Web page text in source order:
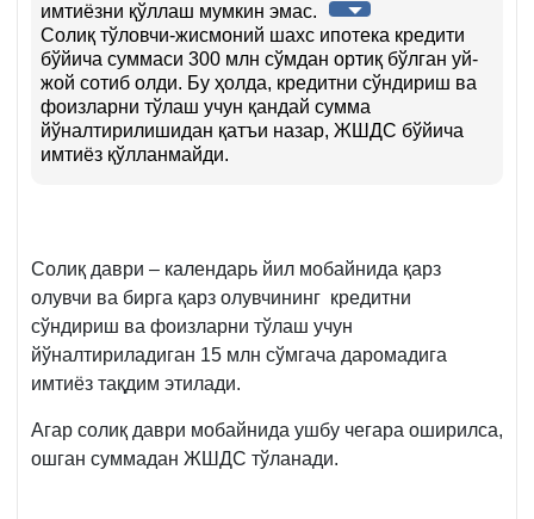
имтиёзни қўллаш мумкин эмас.
Солиқ тўловчи-жисмоний шахс ипотека кредити
бўйича суммаси 300 млн сўмдан ортиқ бўлган уй-
жой сотиб олди. Бу ҳолда, кредитни сўндириш ва
фоизларни тўлаш учун қандай сумма
йўналтирилишидан қатъи назар, ЖШДС бўйича
имтиёз қўлланмайди.
Солиқ даври – календарь йил мобайнида қарз
олувчи ва бирга қарз олувчининг кредитни
сўндириш ва фоизларни тўлаш учун
йўналтириладиган 15 млн сўмгача даромадига
имтиёз тақдим этилади.
Агар солиқ даври мобайнида ушбу чегара оширилса,
ошган суммадан ЖШДС тўланади.